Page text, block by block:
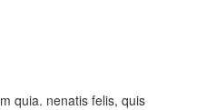
quia. nenatis felis, quis